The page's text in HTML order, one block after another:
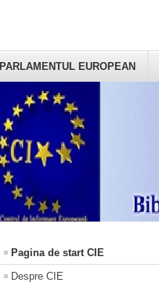
PARLAMENTUL EUROPEAN
Pagina de start CIE
Despre CIE